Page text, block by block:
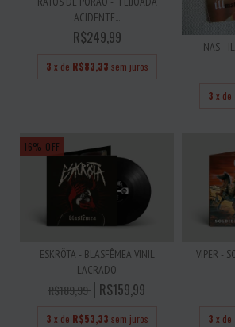
ACIDENTE...
R$249,99
3 x de R$83,33 sem juros
NAS -
3 x de
16% OFF
ESKRÖTA - BLASFÊMEA VINIL
LACRADO
R$189,99 R$159,99
3 x de R$53,33 sem juros
VIPER -
3 x de